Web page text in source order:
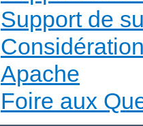
Support de
Apache
Foire aux